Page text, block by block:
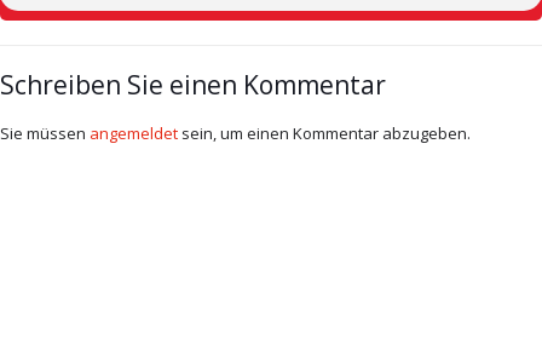
Schreiben Sie einen Kommentar
Sie müssen angemeldet sein, um einen Kommentar abzugeben.